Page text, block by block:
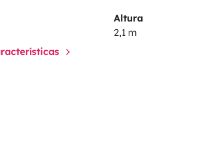
traductor DeepL.com
Altura
2,1 m